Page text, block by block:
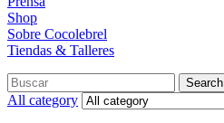
Shop
Sobre Cocolebrel
Tiendas & Talleres
Search
All category